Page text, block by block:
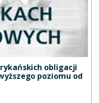
obligacji
poziomu od